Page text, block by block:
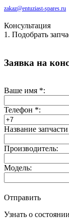
zakaz@entuziast-spares.ru
Консультация
1. Подобрать
Заявка на
Ваше имя *:
Телефон *:
Название запчасти
Производитель:
Модель:
Отправить
Узнать о